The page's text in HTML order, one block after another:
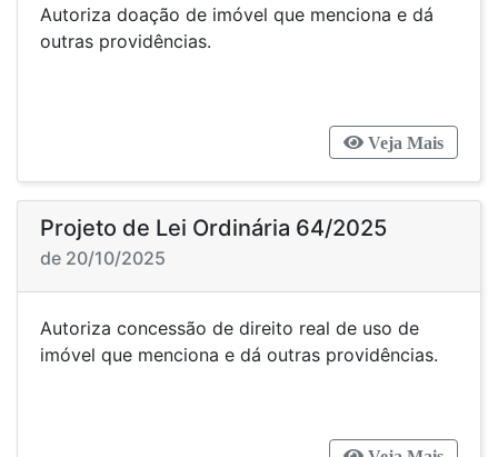
Autoriza doação de imóvel que menciona e dá
outras providências.
Veja Mais
Projeto de Lei Ordinária 64/2025
de 20/10/2025
Autoriza concessão de direito real de uso de
imóvel que menciona e dá outras providências.